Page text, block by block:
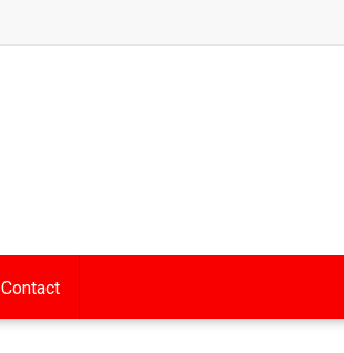
Contact